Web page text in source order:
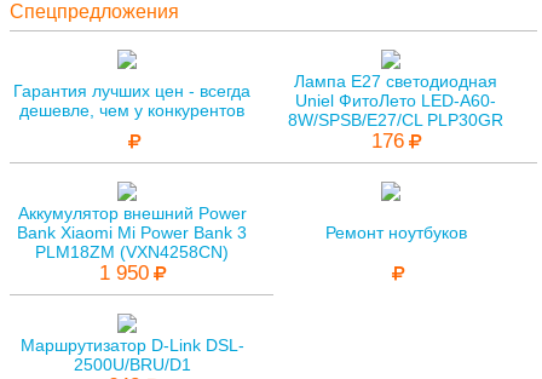
Спецпредложения
Гарантия лучших цен - всегда
дешевле, чем у конкурентов
Лампа E27 светодиодная
Uniel ФитоЛето LED-A60-
8W/SPSB/E27/CL PLP30GR
176
Аккумулятор внешний Power
Bank Xiaomi Mi Power Bank 3
PLM18ZM (VXN4258CN)
1 950
Ремонт ноутбуков
Маршрутизатор D-Link DSL-
2500U/BRU/D1